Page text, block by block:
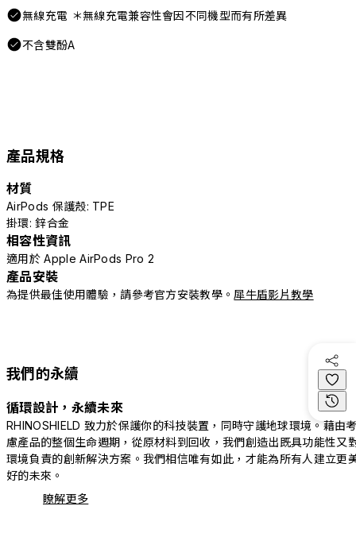
無線充電 ＊無線充電兼容性會因不同機型而有所差異
不含雙酚A
產品規格
材質
AirPods 保護殼: TPE
掛環: 鋅合金
相容性資訊
適用於 Apple AirPods Pro 2
產品安裝
為提供最佳使用體驗，請參考官方安裝教學。 犀牛盾影片教學
我們的永續
循環設計，永續未來
RHINOSHIELD 致力於保護你的科技裝置，同時守護地球環境。藉由
慮產品的整個生命週期，從原材料到回收，我們創造出既具功能性又
環境負責的創新解決方案。我們相信唯有如此，才能為所有人建立更
好的未來。
瞭解更多